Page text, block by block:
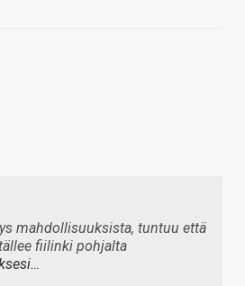
mahdollisuuksista, tuntuu että
fiilinki pohjalta